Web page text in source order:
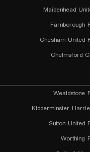
Maidenhead
Farnborough
Chesham United
Chelmsford
Wealdstone
Kidderminster
Sutton United
Worthing